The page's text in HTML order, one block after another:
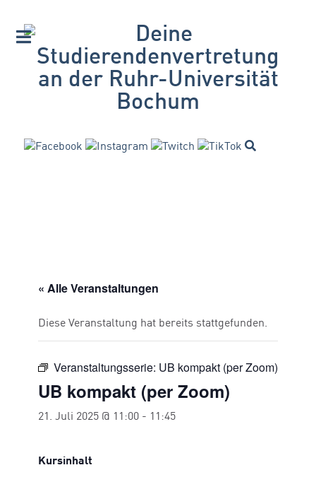
« Alle Veranstaltungen
Diese Veranstaltung hat bereits stattgefunden.
Veranstaltungsserie: UB kompakt (per Zoom)
UB kompakt (per Zoom)
21. Juli 2025 @ 11:00 - 11:45
Kursinhalt